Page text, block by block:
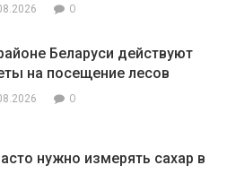
0
Беларуси действуют
на посещение лесов
0
нужно измерять сахар в